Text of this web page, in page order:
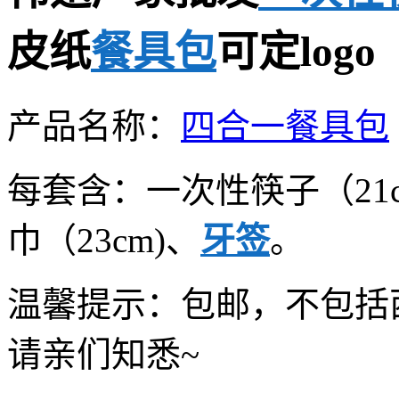
皮纸餐具包可定logo
产品名称：
四合一餐具包
每套含：一次性筷子（
巾（23cm)、 牙签。
温馨提示：包邮，不包
请亲们知悉~